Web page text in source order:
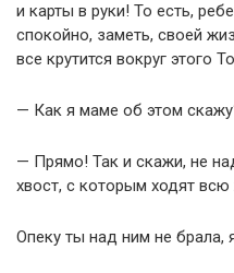
и карты в руки! То есть,
спокойно, заметь, своей
все крутится вокруг этого
— Как я маме об этом
— Прямо! Так и скажи, не
хвост, с которым ходят всю
Опеку ты над ним не брала,